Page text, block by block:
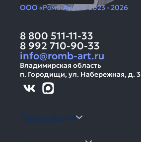
ООО «Ромб-Арт» © 2023 - 2026
8 800 511-11-33
8 992 710-90-33
info@romb-art.ru
Владимирская область
п. Городищи, ул. Набережная, д. 3
Продукция